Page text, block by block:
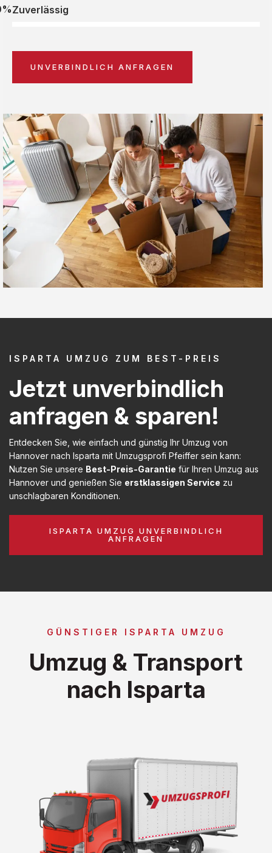
Zuverlässig
UNVERBINDLICH ANFRAGEN
ISPARTA UMZUG ZUM BEST-PREIS
Jetzt unverbindlich
anfragen & sparen!
Entdecken Sie, wie einfach und günstig Ihr Umzug von
Hannover nach Isparta mit Umzugsprofi Pfeiffer sein kann:
Nutzen Sie unsere Best-Preis-Garantie für Ihren Umzug aus
Hannover und genießen Sie erstklassigen Service zu
unschlagbaren Konditionen.
ISPARTA UMZUG UNVERBINDLICH
ANFRAGEN
GÜNSTIGER ISPARTA UMZUG
Umzug & Transport
nach Isparta